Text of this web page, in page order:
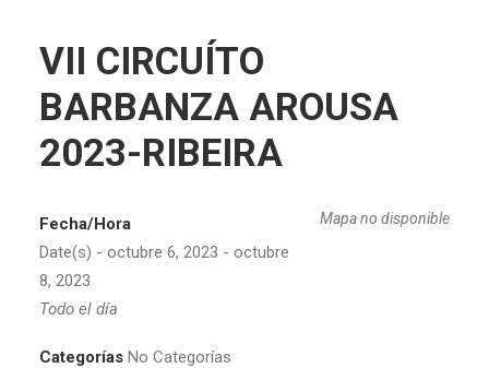
VII CIRCUÍTO
BARBANZA AROUSA
2023-RIBEIRA
Mapa no disponible
Fecha/Hora
Date(s) - octubre 6, 2023 - octubre
8, 2023
Todo el día
Categorías No Categorías